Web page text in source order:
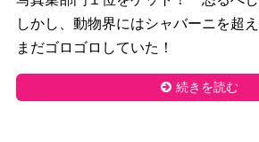
しかし、動物界にはシャバーニを超
まだゴロゴロしていた！
続きを読む